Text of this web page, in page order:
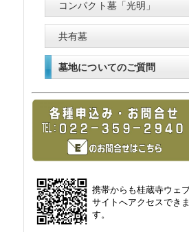
コンパクト墓「光明」
共有墓
墓地についてのご質問
携帯からも桂蔵寺ウェ
サイトへアクセスできま
す。